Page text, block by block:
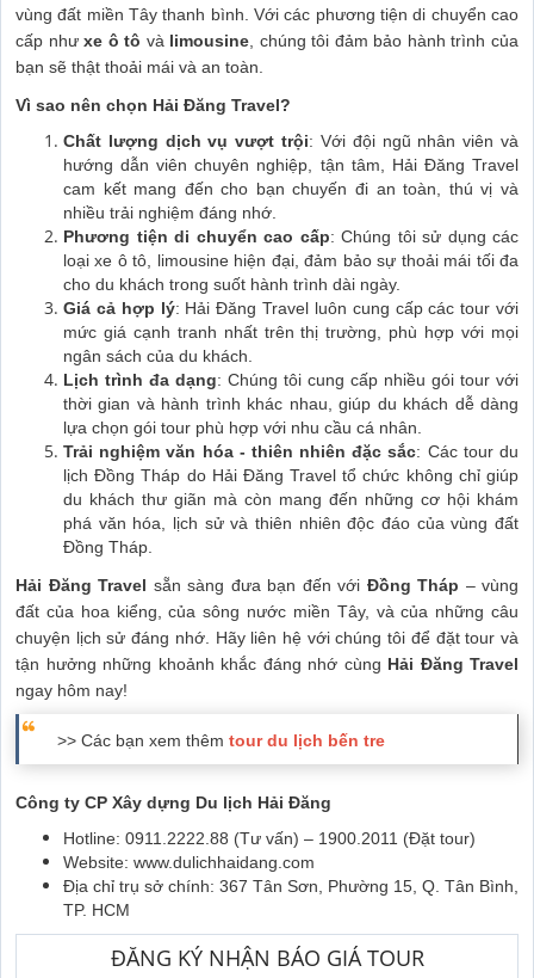
vùng đất miền Tây thanh bình. Với các phương tiện di chuyển cao
cấp nhưxe ô tô và limousine, chúng tôi đảm bảo hành trình của
bạn sẽ thật thoải mái và an toàn.
Vì sao nên chọn Hải Đăng Travel?
Chất lượng dịch vụ vượt trội: Với đội ngũ nhân viên và
hướng dẫn viên chuyên nghiệp, tận tâm, Hải Đăng Travel
cam kết mang đến cho bạn chuyến đi an toàn, thú vị và
nhiều trải nghiệm đáng nhớ.
Phương tiện di chuyển cao cấp: Chúng tôi sử dụng các
loại xe ô tô, limousine hiện đại, đảm bảo sự thoải mái tối đa
cho du khách trong suốt hành trình dài ngày.
Giá cả hợp lý: Hải Đăng Travel luôn cung cấp các tour với
mức giá cạnh tranh nhất trên thị trường, phù hợp với mọi
ngân sách của du khách.
Lịch trình đa dạng: Chúng tôi cung cấp nhiều gói tour với
thời gian và hành trình khác nhau, giúp du khách dễ dàng
lựa chọn gói tour phù hợp với nhu cầu cá nhân.
Trải nghiệm văn hóa - thiên nhiên đặc sắc: Các tour du
lịch Đồng Tháp do Hải Đăng Travel tổ chức không chỉ giúp
du khách thư giãn mà còn mang đến những cơ hội khám
phá văn hóa, lịch sử và thiên nhiên độc đáo của vùng đất
Đồng Tháp.
Hải Đăng Travel sẵn sàng đưa bạn đến với Đồng Tháp – vùng
đất của hoa kiểng, của sông nước miền Tây, và của những câu
chuyện lịch sử đáng nhớ. Hãy liên hệ với chúng tôi để đặt tour và
tận hưởng những khoảnh khắc đáng nhớ cùng Hải Đăng Travel
ngay hôm nay!
>> Các bạn xem thêm tour du lịch bến tre
Công ty CP Xây dựng Du lịch Hải Đăng
Hotline: 0911.2222.88 (Tư vấn) – 1900.2011 (Đặt tour)
Website: www.dulichhaidang.com
Địa chỉ trụ sở chính: 367 Tân Sơn, Phường 15, Q. Tân Bình,
TP. HCM
ĐĂNG KÝ NHẬN BÁO GIÁ TOUR